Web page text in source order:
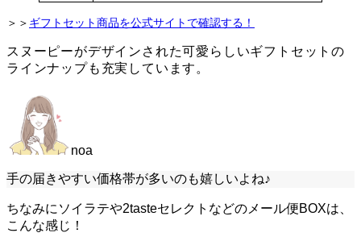
＞＞ ギフトセット商品を公式サイトで確認する！
スヌーピーがデザインされた可愛らしいギフトセットの
ラインナップも充実しています。
noa
手の届きやすい価格帯が多いのも嬉しいよね♪
ちなみにソイラテや2tasteセレクトなどのメール便BOXは、
こんな感じ！